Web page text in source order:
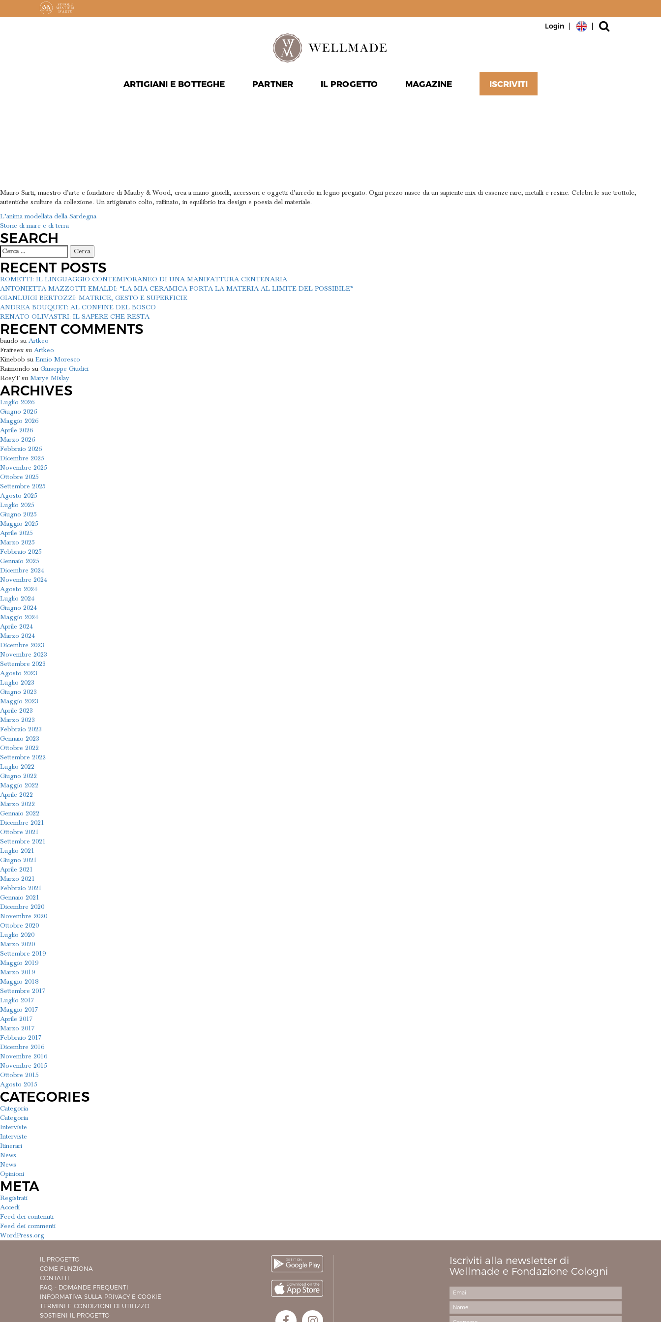
Login
ARTIGIANI E BOTTEGHE PARTNER IL PROGETTO MAGAZINE ISCRIVITI
Mauro Sarti, maestro d’arte e fondatore di Mauby & Wood, crea a mano gioielli, accessori e oggetti d’arredo in legno pregiato. Ogni pezzo nasce da un sapiente mix di essenze rare, metalli e resine. Celebri le sue trottole,
autentiche sculture da collezione. Un artigianato colto, raffinato, in equilibrio tra design e poesia del materiale.
NAVIGAZIONE
ARTICOLI
L’anima modellata della Sardegna
Storie di mare e di terra
SEARCH
Ricerca
per:
RECENT POSTS
ROMETTI: IL LINGUAGGIO CONTEMPORANEO DI UNA MANIFATTURA CENTENARIA
ANTONIETTA MAZZOTTI EMALDI: “LA MIA CERAMICA PORTA LA MATERIA AL LIMITE DEL POSSIBILE”
GIANLUIGI BERTOZZI: MATRICE, GESTO E SUPERFICIE
ANDREA BOUQUET: AL CONFINE DEL BOSCO
RENATO OLIVASTRI: IL SAPERE CHE RESTA
RECENT COMMENTS
baudo su Artkeo
Frafreex su Artkeo
Kinebob su Ennio Moresco
Raimondo su Giuseppe Giudici
RosyT su Marye Mislay
ARCHIVES
Luglio 2026
Giugno 2026
Maggio 2026
Aprile 2026
Marzo 2026
Febbraio 2026
Dicembre 2025
Novembre 2025
Ottobre 2025
Settembre 2025
Agosto 2025
Luglio 2025
Giugno 2025
Maggio 2025
Aprile 2025
Marzo 2025
Febbraio 2025
Gennaio 2025
Dicembre 2024
Novembre 2024
Agosto 2024
Luglio 2024
Giugno 2024
Maggio 2024
Aprile 2024
Marzo 2024
Dicembre 2023
Novembre 2023
Settembre 2023
Agosto 2023
Luglio 2023
Giugno 2023
Maggio 2023
Aprile 2023
Marzo 2023
Febbraio 2023
Gennaio 2023
Ottobre 2022
Settembre 2022
Luglio 2022
Giugno 2022
Maggio 2022
Aprile 2022
Marzo 2022
Gennaio 2022
Dicembre 2021
Ottobre 2021
Settembre 2021
Luglio 2021
Giugno 2021
Aprile 2021
Marzo 2021
Febbraio 2021
Gennaio 2021
Dicembre 2020
Novembre 2020
Ottobre 2020
Luglio 2020
Marzo 2020
Settembre 2019
Maggio 2019
Marzo 2019
Maggio 2018
Settembre 2017
Luglio 2017
Maggio 2017
Aprile 2017
Marzo 2017
Febbraio 2017
Dicembre 2016
Novembre 2016
Novembre 2015
Ottobre 2015
Agosto 2015
CATEGORIES
Categoria
Categoria
Interviste
Interviste
Itinerari
News
News
Opinioni
META
Registrati
Accedi
Feed dei contenuti
Feed dei commenti
WordPress.org
IL PROGETTO
COME FUNZIONA
CONTATTI
FAQ - DOMANDE FREQUENTI
INFORMATIVA SULLA PRIVACY E COOKIE
TERMINI E CONDIZIONI DI UTILIZZO
SOSTIENI IL PROGETTO
Iscriviti alla newsletter di
Wellmade e Fondazione Cologni